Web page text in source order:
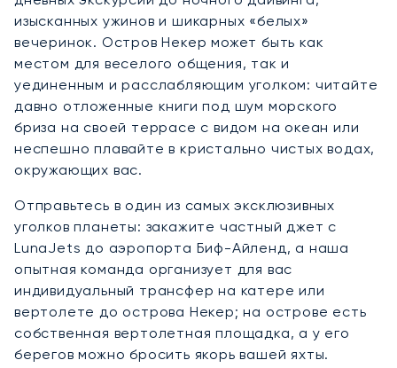
изысканных ужинов и шикарных «белых»
вечеринок. Остров Некер может быть как
местом для веселого общения, так и
уединенным и расслабляющим уголком: читайте
давно отложенные книги под шум морского
бриза на своей террасе с видом на океан или
неспешно плавайте в кристально чистых водах,
окружающих вас.
Отправьтесь в один из самых эксклюзивных
уголков планеты: закажите частный джет с
LunaJets до аэропорта Биф-Айленд, а наша
опытная команда организует для вас
индивидуальный трансфер на катере или
вертолете до острова Некер; на острове есть
собственная вертолетная площадка, а у его
берегов можно бросить якорь вашей яхты.